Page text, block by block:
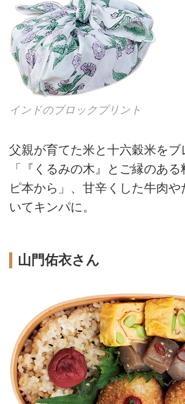
インドのブロックプリント
父親が育てた米と十六穀米をブ
「『くるみの木』とご縁のあ
ピ本から」、甘辛くした牛肉や
いてキンパに。
山門佑衣さん